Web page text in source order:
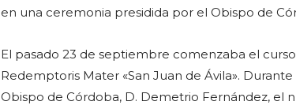
en una ceremonia presidida por el Obispo de
El pasado 23 de septiembre comenzaba el
Redemptoris Mater «San Juan de Ávila».
Obispo de Córdoba, D. Demetrio Fernández, el